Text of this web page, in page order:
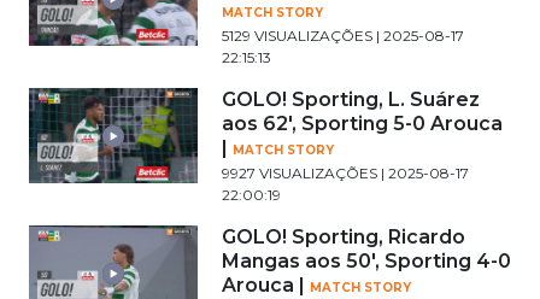
MATCH STORY
5129 VISUALIZAÇÕES | 2025-08-17
22:15:13
GOLO! Sporting, L. Suárez
aos 62', Sporting 5-0 Arouca
MATCH STORY
9927 VISUALIZAÇÕES | 2025-08-17
22:00:19
GOLO! Sporting, Ricardo
Mangas aos 50', Sporting 4-0
Arouca |
MATCH STORY